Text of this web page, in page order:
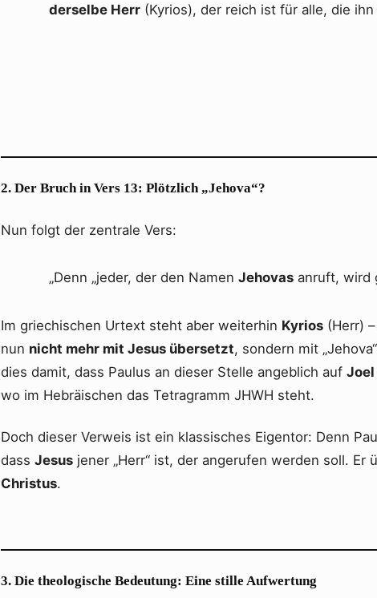
derselbe Herr (Kyrios), der reich ist für alle, die ihn
2. Der Bruch in Vers 13: Plötzlich „Jehova“?
Nun folgt der zentrale Vers:
„Denn „jeder, der den NamenJehovas anruft, wird
Im griechischen Urtext steht aber weiterhin Kyrios (Herr)
nun nicht mehr mit Jesus übersetzt, sondern mit
dies damit, dass Paulus an dieser Stelle angeblich auf Joel
wo im Hebräischen das Tetragramm JHWH steht.
Doch dieser Verweis ist ein klassisches Eigentor: Denn
dass Jesus jener „Herr“ ist, der angerufen werden soll. Er
Christus.
3. Die theologische Bedeutung: Eine stille Aufwertung